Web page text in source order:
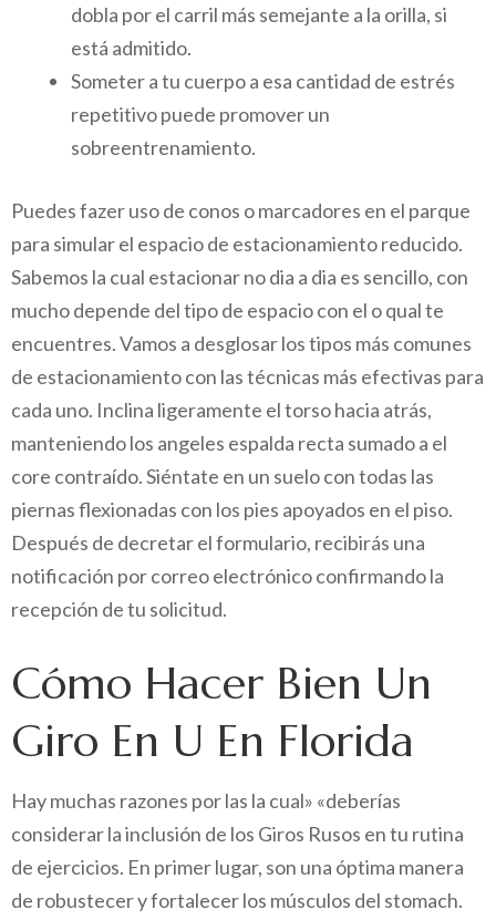
dobla por el carril más semejante a la orilla, si
está admitido.
Someter a tu cuerpo a esa cantidad de estrés
repetitivo puede promover un
sobreentrenamiento.
Puedes fazer uso de conos o marcadores en el parque
para simular el espacio de estacionamiento reducido.
Sabemos la cual estacionar no dia a dia es sencillo, con
mucho depende del tipo de espacio con el o qual te
encuentres. Vamos a desglosar los tipos más comunes
de estacionamiento con las técnicas más efectivas para
cada uno. Inclina ligeramente el torso hacia atrás,
manteniendo los angeles espalda recta sumado a el
core contraído. Siéntate en un suelo con todas las
piernas flexionadas con los pies apoyados en el piso.
Después de decretar el formulario, recibirás una
notificación por correo electrónico confirmando la
recepción de tu solicitud.
Cómo Hacer Bien Un
Giro En U En Florida
Hay muchas razones por las la cual» «deberías
considerar la inclusión de los Giros Rusos en tu rutina
de ejercicios. En primer lugar, son una óptima manera
de robustecer y fortalecer los músculos del stomach.